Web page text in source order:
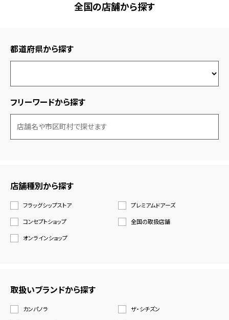
全国の店舗から探す
都道府県から探す
フリーワードから探す
店舗種別から探す
フラッグシップストア
プレミアムドアーズ
コンセプトショップ
全国の取扱店舗
オンラインショップ
取扱いブランドから探す
カンパノラ
ザ・シチズン